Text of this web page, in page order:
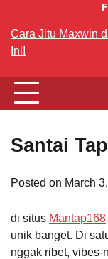
content
Cara Jitu Maxwin
Ini!
Santai
Posted on March
di situs Mantap168
unik banget. Di
nggak ribet, vibes-